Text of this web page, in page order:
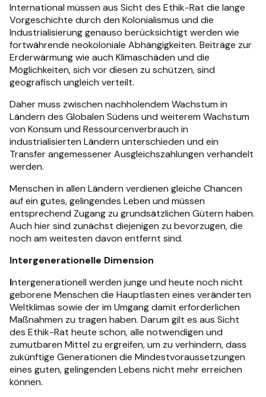
International müssen aus Sicht des Ethik-Rat die lange
Vorgeschichte durch den Kolonialismus und die
Industrialisierung genauso berücksichtigt werden wie
fortwährende neokoloniale Abhängigkeiten. Beiträge zur
Erderwärmung wie auch Klimaschäden und die
Möglichkeiten, sich vor diesen zu schützen, sind
geografisch ungleich verteilt.
Daher muss zwischen nachholendem Wachstum in
Ländern des Globalen Südens und weiterem Wachstum
von Konsum und Ressourcenverbrauch in
industrialisierten Ländern unterschieden und ein
Transfer angemessener Ausgleichszahlungen verhandelt
werden.
Menschen in allen Ländern verdienen gleiche Chancen
auf ein gutes, gelingendes Leben und müssen
entsprechend Zugang zu grundsätzlichen Gütern haben.
Auch hier sind zunächst diejenigen zu bevorzugen, die
noch am weitesten davon entfernt sind.
Intergenerationelle Dimension
Intergenerationell werden junge und heute noch nicht
geborene Menschen die Hauptlasten eines veränderten
Weltklimas sowie der im Umgang damit erforderlichen
Maßnahmen zu tragen haben. Darum gilt es aus Sicht
des Ethik-Rat heute schon, alle notwendigen und
zumutbaren Mittel zu ergreifen, um zu verhindern, dass
zukünftige Generationen die Mindestvoraussetzungen
eines guten, gelingenden Lebens nicht mehr erreichen
können.